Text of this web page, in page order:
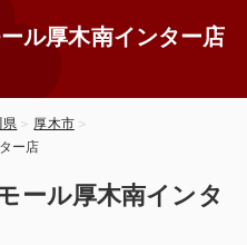
ル厚木南インター店
県
厚木市
ー店
ール厚木南インタ